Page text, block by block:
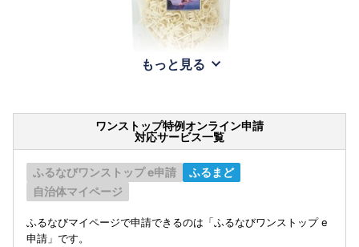
もっと見る
ワンストップ特例オンライン申請
対応サービス一覧
ふるなびワンストップ e申請
ふるまど
自治体マイページ
ふるなびマイページで申請できるのは「ふるなびワンストップ e
申請」です。